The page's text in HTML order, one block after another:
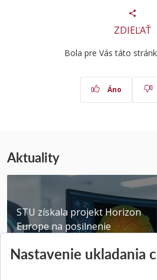
ZDIEĽAŤ
Bola pre Vás táto
Áno
Aktuality
STU získala projekt Horizon
Europe na posilnenie
Publikované 31.07.2026
Nastavenie ukladania